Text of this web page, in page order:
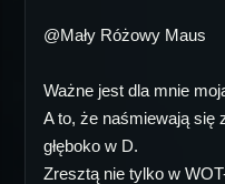
@Mały Różowy Maus
Ważne jest dla mnie
A to, że naśmiewają się
głęboko w D.
Zresztą nie tylko w